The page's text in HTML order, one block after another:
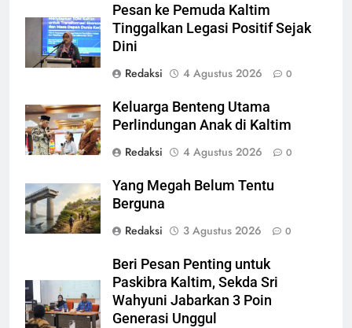
Pesan ke Pemuda Kaltim
Tinggalkan Legasi Positif Sejak
Dini
Redaksi
4 Agustus 2026 0
Keluarga Benteng Utama
Perlindungan Anak di Kaltim
Redaksi
4 Agustus 2026 0
Yang Megah Belum Tentu
Berguna
Redaksi
3 Agustus 2026 0
Beri Pesan Penting untuk
Paskibra Kaltim, Sekda Sri
Wahyuni Jabarkan 3 Poin
Generasi Unggul